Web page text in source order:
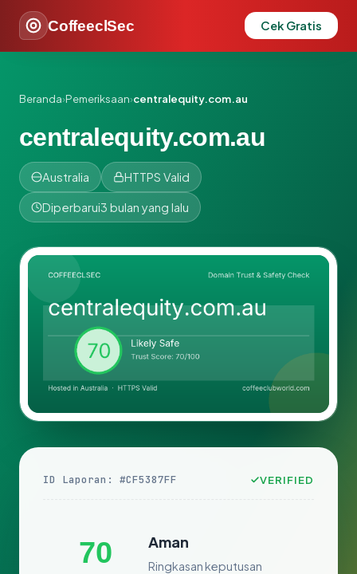
CoffeeclSec Cek Gratis
Beranda›Pemeriksaan›centralequity.com.au
centralequity.com.au
Australia HTTPS Valid
Diperbarui3 bulan yang lalu
ID Laporan: #CF5387FF VERIFIED
70 Aman
Ringkasan keputusan